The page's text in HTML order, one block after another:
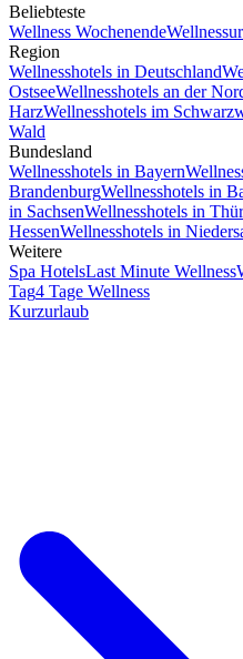
Beliebteste
Wellness Wochenende
Region
Wellnesshotels in Deutschland
OstseeWellnesshotels an der
HarzWellnesshotels im
Wald
Bundesland
Wellnesshotels in Bayern
BrandenburgWellnesshotels in
in SachsenWellnesshotels in
HessenWellnesshotels in
Weitere
Spa HotelsLast Minute Wellness
Tag4 Tage Wellness
Kurzurlaub